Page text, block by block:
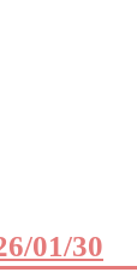
01/30